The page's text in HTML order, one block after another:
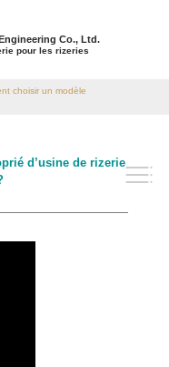
Co., Ltd.
pour les rizeries
choisir un modèle
d’usine de rizerie